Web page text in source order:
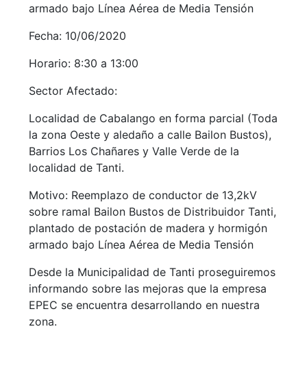
armado bajo Línea Aérea de Media Tensión
Fecha: 10/06/2020
Horario: 8:30 a 13:00
Sector Afectado:
Localidad de Cabalango en forma parcial (Toda
la zona Oeste y aledaño a calle Bailon Bustos),
Barrios Los Chañares y Valle Verde de la
localidad de Tanti.
Motivo: Reemplazo de conductor de 13,2kV
sobre ramal Bailon Bustos de Distribuidor Tanti,
plantado de postación de madera y hormigón
armado bajo Línea Aérea de Media Tensión
Desde la Municipalidad de Tanti proseguiremos
informando sobre las mejoras que la empresa
EPEC se encuentra desarrollando en nuestra
zona.